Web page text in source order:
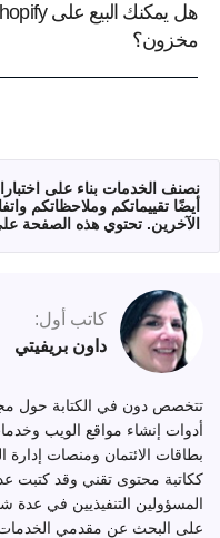
مخزون؟
نصنف الخدمات بناء على
أيضًا تقييماتكم وملاحظاتكم
الآخرين. تحتوي هذه الصفحة
كاتب أول:
داون بريفيتي
تتخصص دون في الكتابة حول
أدوات إنشاء مواقع الويب
ككاتبة محتوى تقني وقد كتبت
المسؤولين التنفيذيين في
على البحث عن مقدمي الخدمات